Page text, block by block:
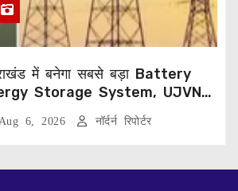
में बनेगा सबसे बड़ा Battery
Storage System, UJVNL
352 करोड़ का प्रोजेक्ट
6, 2026 नॉर्दर्न रिपोर्टर